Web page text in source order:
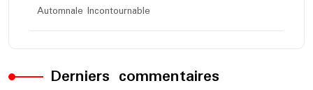
Automnale Incontournable
Derniers commentaires